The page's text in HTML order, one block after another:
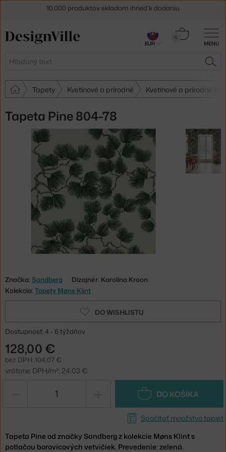
MENU
Hľadať
0
Košík
Tapety Kvetinové a prírodné Kvetinové a prírodné
Tapeta Pine 804-78
Značka: Sandberg
Dizajnér: Karolina Kroon
Kolekcia: Tapety Møns Klint
DO WISHLISTU
Dostupnosť: 4 - 6 týždňov
128,00 €
bez DPH: 104,07 €
vrátane DPH/m²: 24,03 €
DO KOŠÍKA
Spočítať množstvo tapiet
Tapeta Pine od značky Sandberg z kolekcie Møns Klint s
potlačou borovicových vetvičiek. Prevedenie: zelená.
30 dní na vrátenie tovaru
EUR